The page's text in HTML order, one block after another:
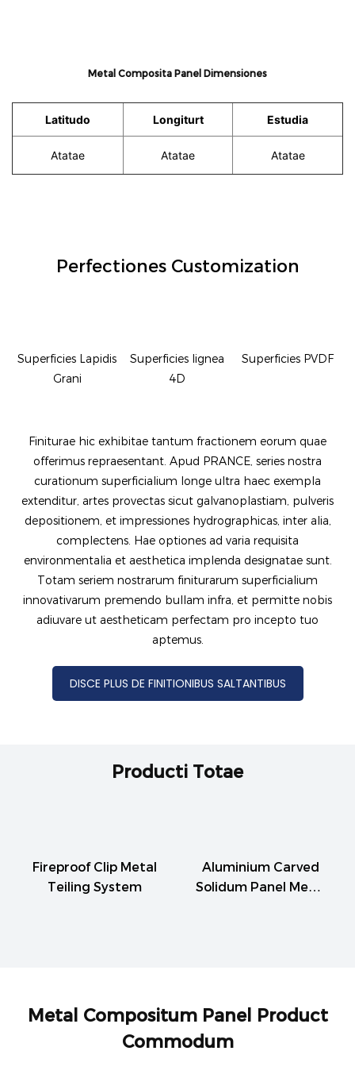
Metal Composita Panel Dimensiones
Latitudo Longiturt Estudia
Atatae Atatae Atatae
Perfectiones Customization
Superficies Lapidis
Grani
Superficies lignea
4D
Superficies PVDF
Finiturae hic exhibitae tantum fractionem eorum quae
offerimus repraesentant. Apud PRANCE, series nostra
curationum superficialium longe ultra haec exempla
extenditur, artes provectas sicut galvanoplastiam, pulveris
depositionem, et impressiones hydrographicas, inter alia,
complectens. Hae optiones ad varia requisita
environmentalia et aesthetica implenda designatae sunt.
Totam seriem nostrarum finiturarum superficialium
innovativarum premendo bullam infra, et permitte nobis
adiuvare ut aestheticam perfectam pro incepto tuo
aptemus.
DISCE PLUS DE FINITIONIBUS SALTANTIBUS
Producti Totae
Fireproof Clip Metal
Teiling System
Aluminium Carved
Solidum Panel Metal
Metal Compositum Panel Product
Commodum